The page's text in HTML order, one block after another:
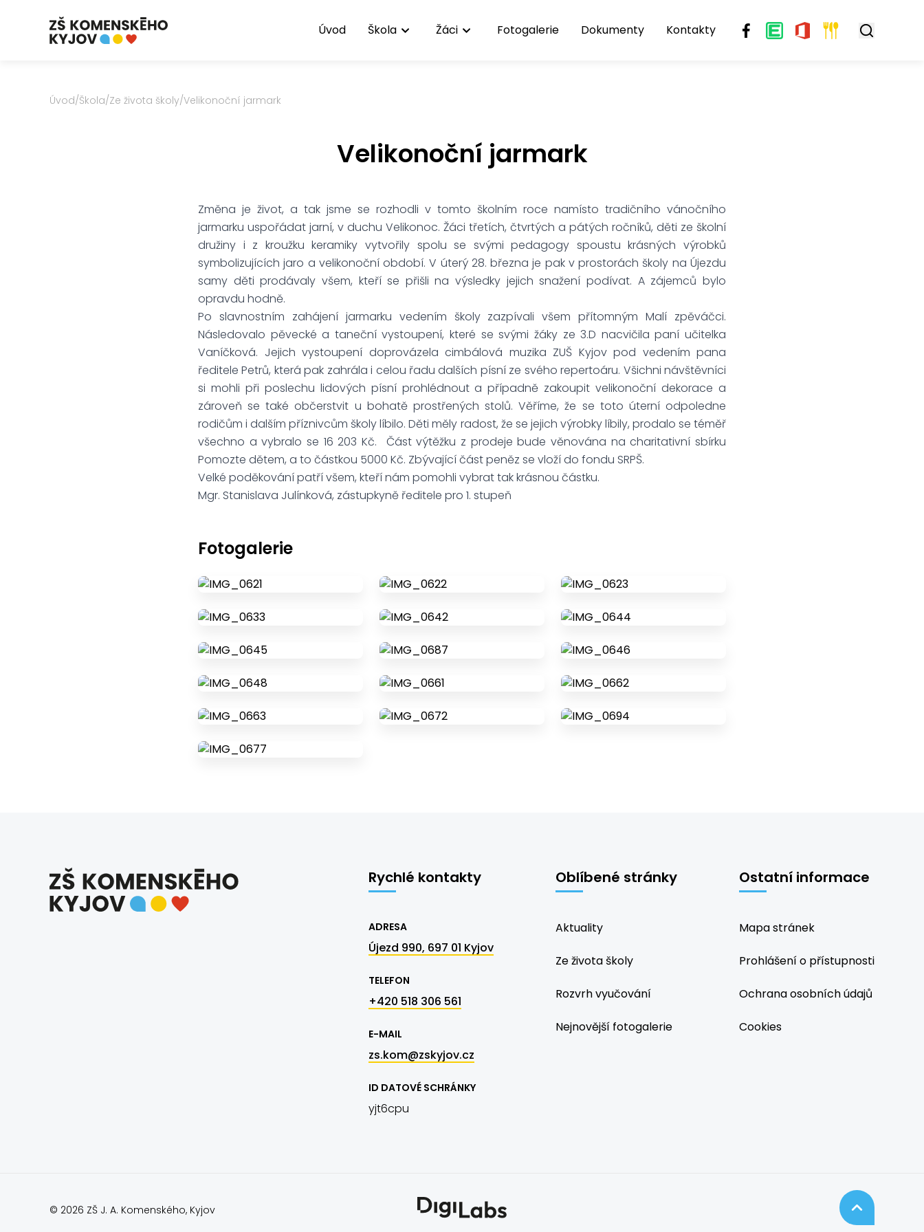
Úvod Škola Žáci Fotogalerie Dokumenty Kontakty
Úvod/Škola/Ze života školy/Velikonoční jarmark
Velikonoční jarmark
Změna je život, a tak jsme se rozhodli v tomto školním roce namísto tradičního vánočního
jarmarku uspořádat jarní, v duchu Velikonoc. Žáci třetích, čtvrtých a pátých ročníků, děti ze školní
družiny i z kroužku keramiky vytvořily spolu se svými pedagogy spoustu krásných výrobků
symbolizujících jaro a velikonoční období. V úterý 28. března je pak v prostorách školy na Újezdu
samy děti prodávaly všem, kteří se přišli na výsledky jejich snažení podívat. A zájemců bylo
opravdu hodně.
Po slavnostním zahájení jarmarku vedením školy zazpívali všem přítomným Malí zpěváčci.
Následovalo pěvecké a taneční vystoupení, které se svými žáky ze 3.D nacvičila paní učitelka
Vaníčková. Jejich vystoupení doprovázela cimbálová muzika ZUŠ Kyjov pod vedením pana
ředitele Petrů, která pak zahrála i celou řadu dalších písní ze svého repertoáru. Všichni návštěvníci
si mohli při poslechu lidových písní prohlédnout a případně zakoupit velikonoční dekorace a
zároveň se také občerstvit u bohatě prostřených stolů. Věříme, že se toto úterní odpoledne
rodičům i dalším příznivcům školy líbilo. Děti měly radost, že se jejich výrobky líbily, prodalo se téměř
všechno a vybralo se 16 203 Kč. Část výtěžku z prodeje bude věnována na charitativní sbírku
Pomozte dětem, a to částkou 5000 Kč. Zbývající část peněz se vloží do fondu SRPŠ.
Velké poděkování patří všem, kteří nám pomohli vybrat tak krásnou částku.
Mgr. Stanislava Julínková, zástupkyně ředitele pro 1. stupeň
Fotogalerie
Rychlé kontakty
ADRESA
Újezd 990, 697 01 Kyjov
TELEFON
+420 518 306 561
E-MAIL
zs.kom@zskyjov.cz
ID DATOVÉ SCHRÁNKY
yjt6cpu
Oblíbené stránky
Aktuality
Ze života školy
Rozvrh vyučování
Nejnovější fotogalerie
Ostatní informace
Mapa stránek
Prohlášení o přístupnosti
Ochrana osobních údajů
Cookies
© 2026 ZŠ J. A. Komenského, Kyjov